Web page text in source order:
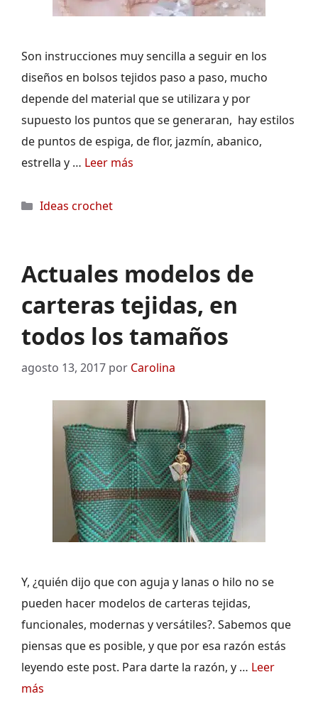
Son instrucciones muy sencilla a seguir en los
diseños en bolsos tejidos paso a paso, mucho
depende del material que se utilizara y por
supuesto los puntos que se generaran, hay estilos
de puntos de espiga, de flor, jazmín, abanico,
estrella y … Leer más
Categorías
Ideas crochet
Actuales modelos de
carteras tejidas, en
todos los tamaños
agosto 13, 2017 por Carolina
Y, ¿quién dijo que con aguja y lanas o hilo no se
pueden hacer modelos de carteras tejidas,
funcionales, modernas y versátiles?. Sabemos que
piensas que es posible, y que por esa razón estás
leyendo este post. Para darte la razón, y … Leer
más